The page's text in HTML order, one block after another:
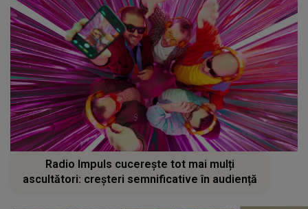
Radio Impuls cucerește tot mai mulți
ascultători: creșteri semnificative în audiență